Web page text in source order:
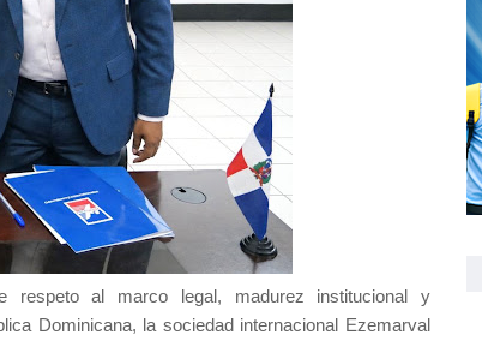
respeto al marco legal, madurez institucional y
Dominicana, la sociedad internacional Ezemarval